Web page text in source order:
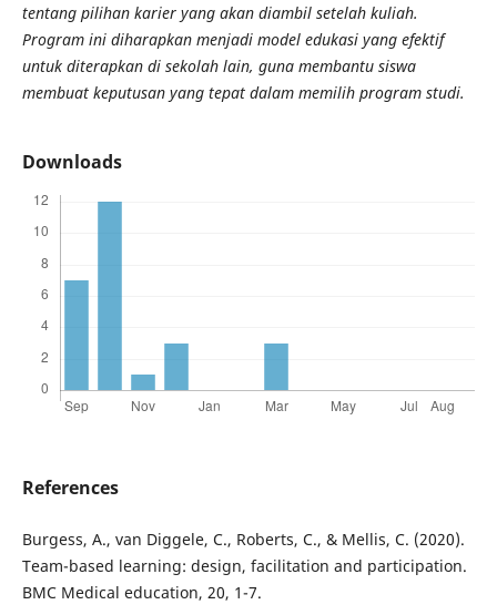
tentang pilihan karier yang akan diambil setelah kuliah.
Program ini diharapkan menjadi model edukasi yang efektif
untuk diterapkan di sekolah lain, guna membantu siswa
membuat keputusan yang tepat dalam memilih program studi.
Downloads
References
Burgess, A., van Diggele, C., Roberts, C., & Mellis, C. (2020).
Team-based learning: design, facilitation and participation.
BMC Medical education, 20, 1-7.